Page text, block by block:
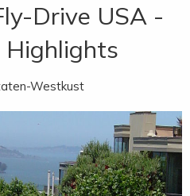
Drive USA -
Westkust